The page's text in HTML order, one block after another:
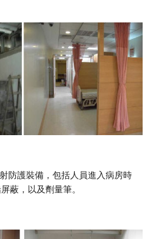
防護裝備，包括人員進入病房時
蔽，以及劑量筆。